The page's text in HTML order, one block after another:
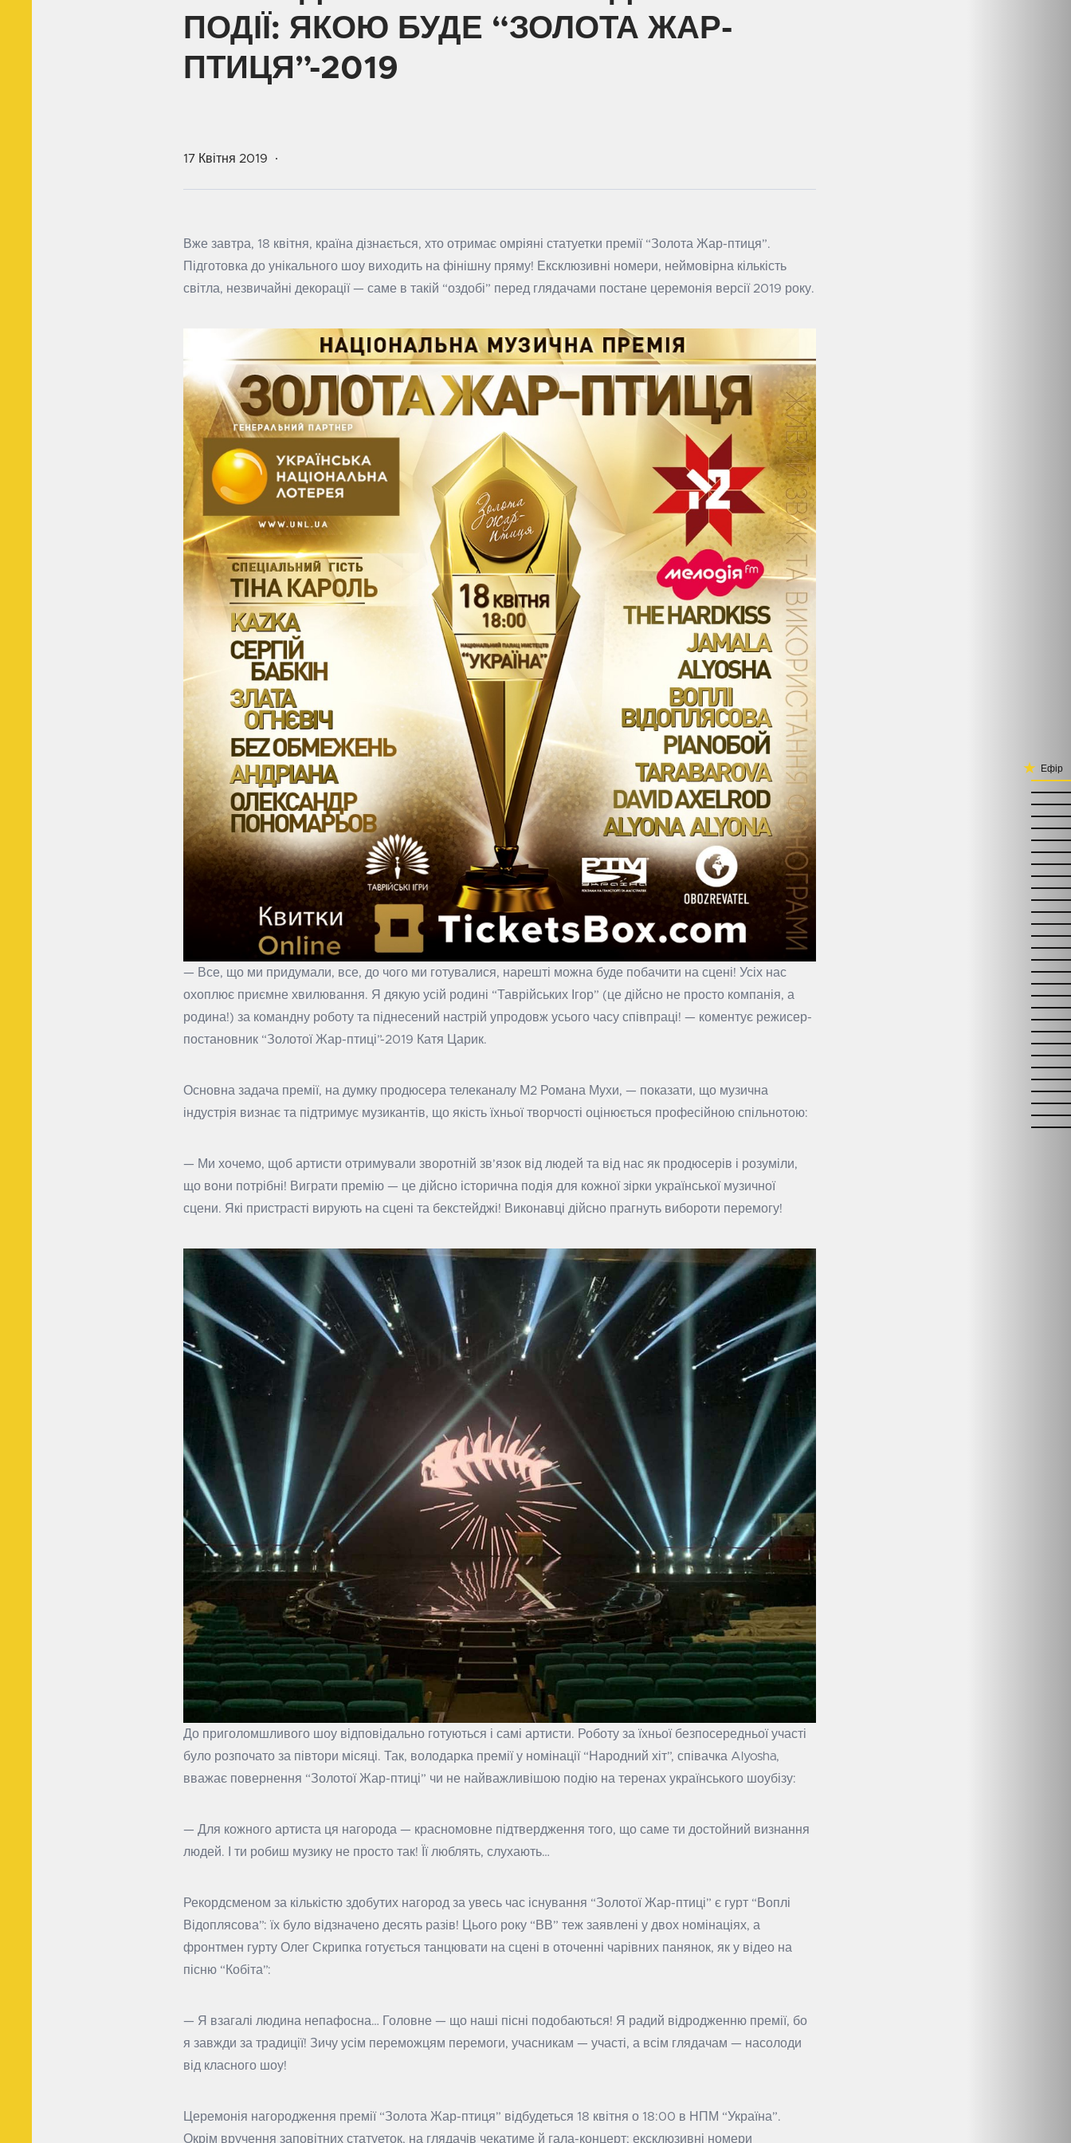
ПОДІЇ: ЯКОЮ БУДЕ “ЗОЛОТА ЖАР-
ПТИЦЯ”-2019
17 Квітня 2019
Вже завтра, 18 квітня, країна дізнається, хто отримає омріяні статуетки премії “Золота Жар-птиця”.
Підготовка до унікального шоу виходить на фінішну пряму! Ексклюзивні номери, неймовірна кількість
світла, незвичайні декорації — саме в такій “оздобі” перед глядачами постане церемонія версії 2019 року.
— Все, що ми придумали, все, до чого ми готувалися, нарешті можна буде побачити на сцені! Усіх нас
охоплює приємне хвилювання. Я дякую усій родині “Таврійських Ігор” (це дійсно не просто компанія, а
родина!) за командну роботу та піднесений настрій упродовж усього часу співпраці! — коментує режисер-
постановник “Золотої Жар-птиці”-2019 Катя Царик.
Основна задача премії, на думку продюсера телеканалу М2 Романа Мухи, — показати, що музична
індустрія визнає та підтримує музикантів, що якість їхньої творчості оцінюється професійною спільнотою:
— Ми хочемо, щоб артисти отримували зворотній зв’язок від людей та від нас як продюсерів і розуміли,
що вони потрібні! Виграти премію — це дійсно історична подія для кожної зірки української музичної
сцени. Які пристрасті вирують на сцені та бекстейджі! Виконавці дійсно прагнуть вибороти перемогу!
До приголомшливого шоу відповідально готуються і самі артисти. Роботу за їхньої безпосередньої участі
було розпочато за півтори місяці. Так, володарка премії у номінації “Народний хіт”, співачка Alyosha,
вважає повернення “Золотої Жар-птиці” чи не найважливішою подію на теренах українського шоубізу:
— Для кожного артиста ця нагорода — красномовне підтвердження того, що саме ти достойний визнання
людей. І ти робиш музику не просто так! Її люблять, слухають…
Рекордсменом за кількістю здобутих нагород за увесь час існування “Золотої Жар-птиці” є гурт “Воплі
Відоплясова”: їх було відзначено десять разів! Цього року “ВВ” теж заявлені у двох номінаціях, а
фронтмен гурту Олег Скрипка готується танцювати на сцені в оточенні чарівних панянок, як у відео на
пісню “Кобіта”:
— Я взагалі людина непафосна… Головне — що наші пісні подобаються! Я радий відродженню премії, бо
я завжди за традиції! Зичу усім переможцям перемоги, учасникам — участі, а всім глядачам — насолоди
від класного шоу!
Церемонія нагородження премії “Золота Жар-птиця” відбудеться 18 квітня о 18:00 в НПМ “Україна”.
Окрім вручення заповітних статуеток, на глядачів чекатиме й гала-концерт; ексклюзивні номери
Ефір